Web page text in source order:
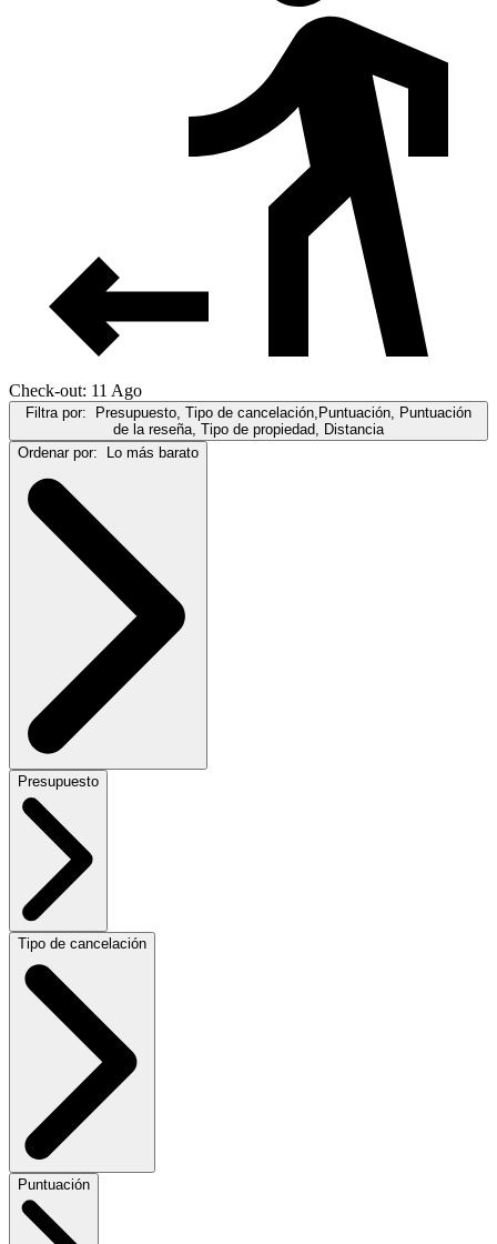
Check-out: 11 Ago
Filtra por:
Presupuesto, Tipo de cancelación,Puntuación, Puntuación
de la reseña, Tipo de propiedad, Distancia
Ordenar por:
Lo más barato
Presupuesto
Tipo de cancelación
Puntuación